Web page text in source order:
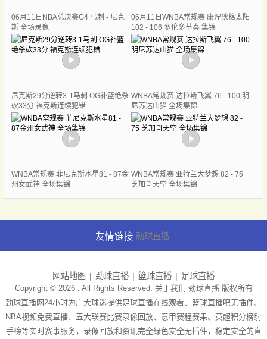
06月11日NBA总决赛G4 马刺 - 尼克
斯 全场录像
06月11日WNBA常规赛 康涅狄格太阳
102 - 106 多伦多节奏 集锦
尼克斯29分逆转3-1马刺 OG补篮绝杀
砍33分 福克斯连续犯错
WNBA常规赛 达拉斯飞翼 76 - 100 明
尼苏达山猫 全场集锦
WNBA常规赛 菲尼克斯水星81 - 87金
州女武神 全场集锦
WNBA常规赛 亚特兰大梦想 82 - 75
芝加哥天空 全场集锦
友情链接 劲球直播
网站地图 劲球直播 篮球直播 足球直播
Copyright © 2026 . All Rights Reserved. 关于我们 劲球直播版权所有
劲球直播网24小时为广大球迷提供足球直播在线观看、篮球直播吧无插件、
NBA视频免费直播、五大联赛比赛录像回放、意甲赛程赛果、英超积分榜射
手榜等实时赛事服务，录像回放和资讯完全绿色安全无插件，稳定安全的直